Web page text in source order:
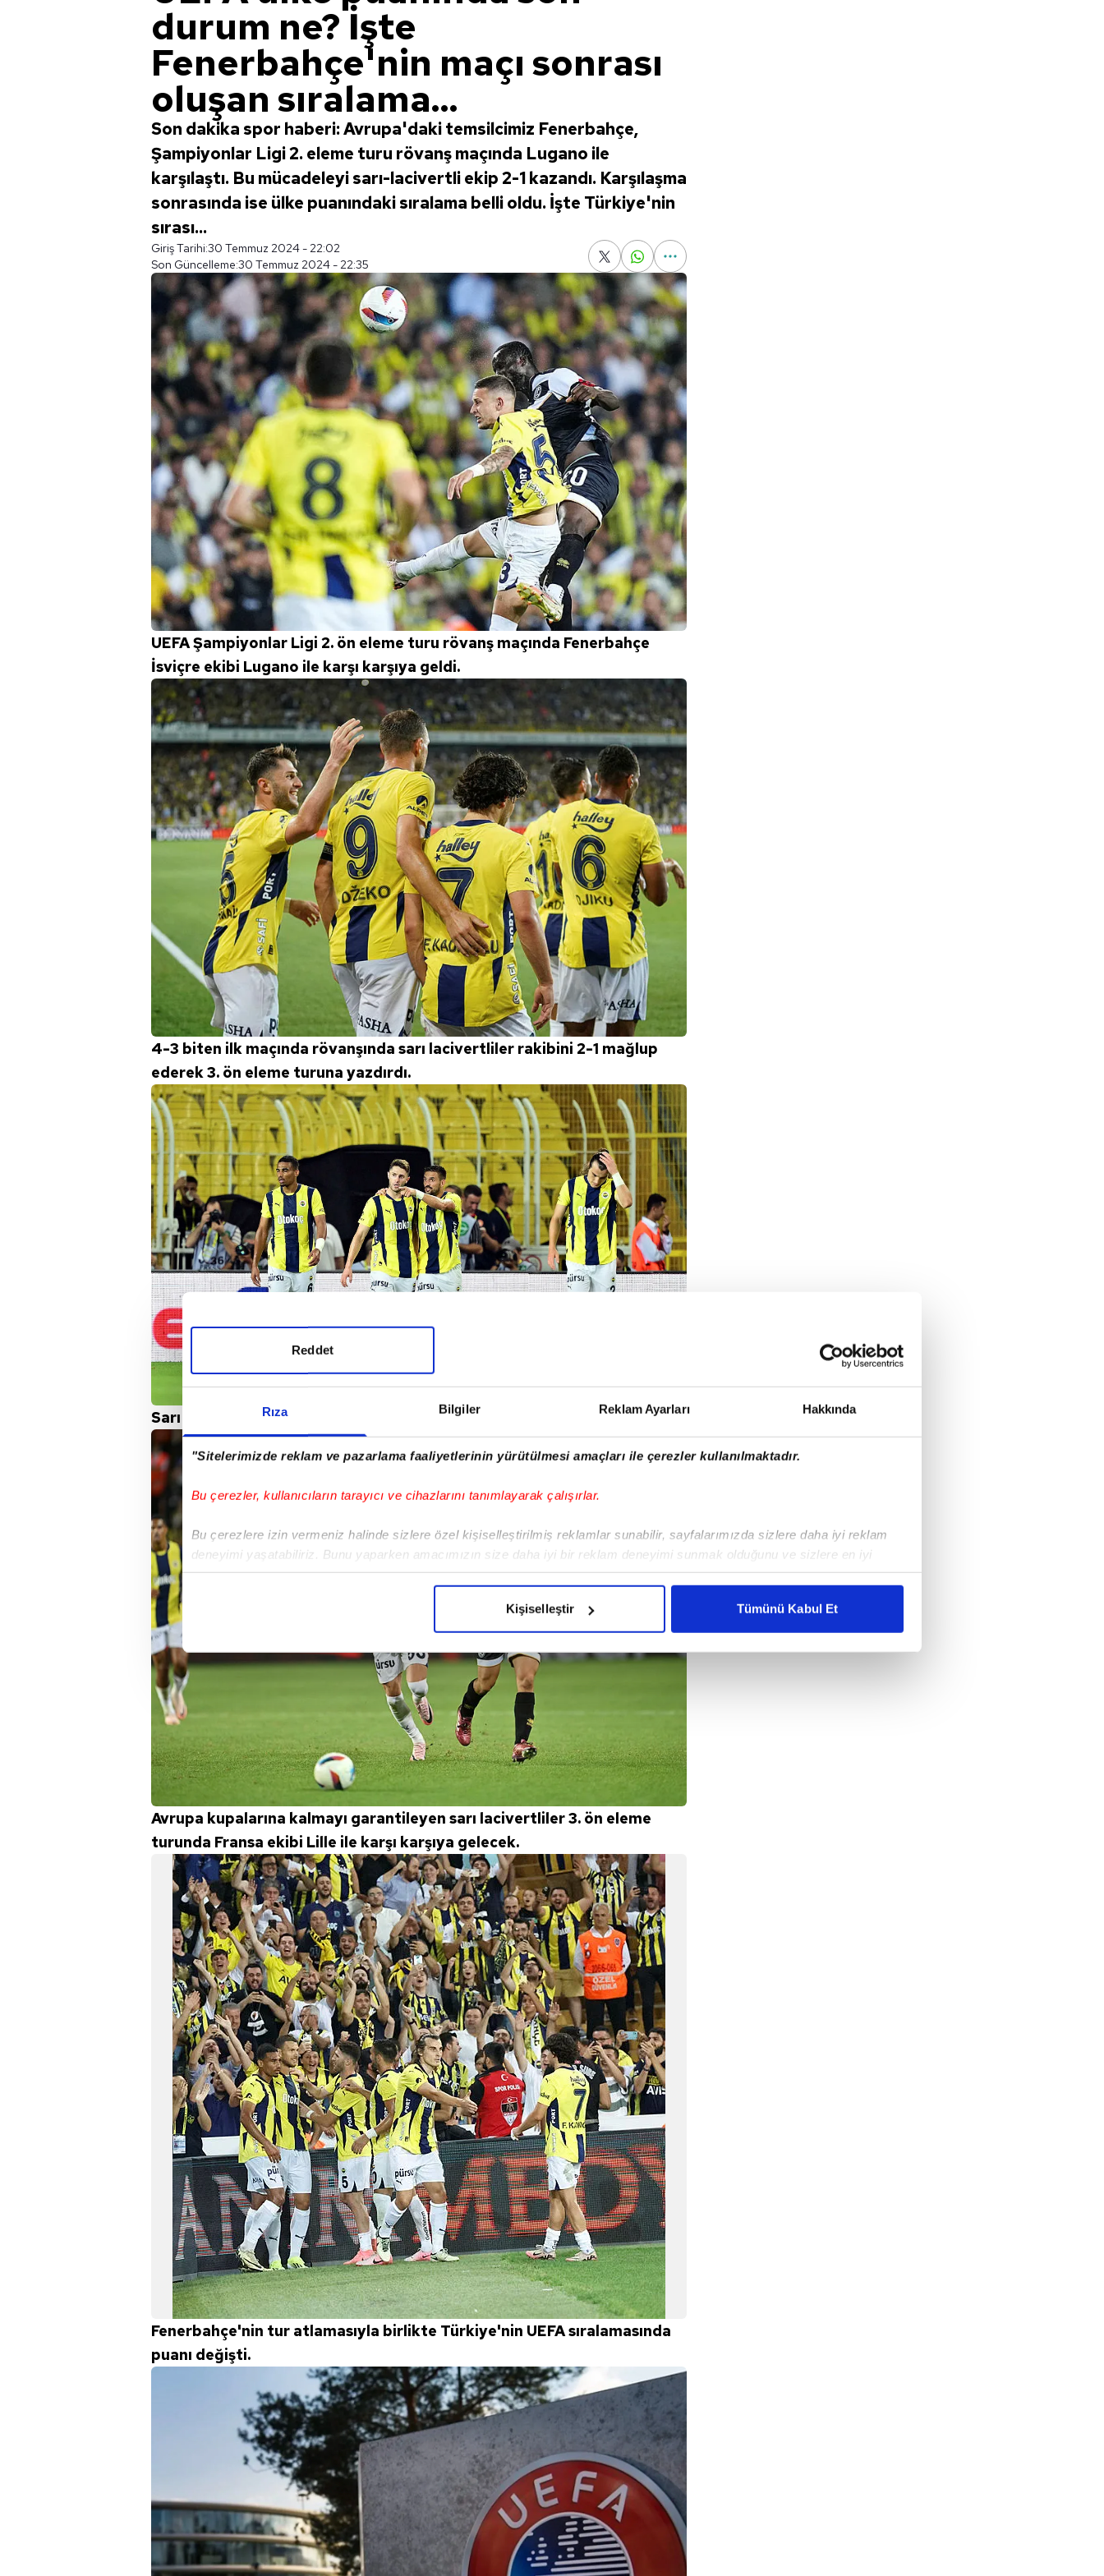
Rıza Bilgiler Reklam Ayarları Hakkında
"Sitelerimizde reklam ve pazarlama faaliyetlerinin yürütülmesi amaçları ile çerezler kullanılmaktadır.
Bu çerezler, kullanıcıların tarayıcı ve cihazlarını tanımlayarak çalışırlar.
Bu çerezlere izin vermeniz halinde sizlere özel kişiselleştirilmiş reklamlar sunabilir, sayfalarımızda sizlere daha iyi reklam
deneyimi yaşatabiliriz. Bunu yaparken amacımızın size daha iyi bir reklam deneyimi sunmak olduğunu ve sizlere en iyi
içerikleri sunabilmek adına elimizden gelen çabayı gösterdiğimizi ve bu noktada, reklamların maliyetlerimizi karşılamak
Her halükârda, kullanıcılar, bu çerezlere izin vermedikleri takdirde, kullanıcılara hedefli reklamlar gösterilmeyecektir."
Sizlere daha iyi bir hizmet sunabilmek için İnternet Sitemizde kendimize ve üçüncü kişilere ait çerezler kullanılmaktadır. Bu
çerezler vasıtasıyla çeşitli kişisel verileriniz işlenmekte olup gerekli olan çerezler bilgi toplumu hizmetlerinin sunulması
amacıyla kullanılmaktadır. Diğer çerezler, sitemizin daha işlevsel kılınması ve kişiselleştirilmesi ve sizlere yönelik
reklam/pazarlama faaliyetlerinin yapılması, amaçlarıyla sınırlı olarak açık rızanız dahilinde kullanılacaktır.
Çerezlere ilişkin tercihlerinizi aşağıda yer alan panel vasıtasıyla belirleyebilirsiniz. Çerezlere ilişkin detaylı bilgi için Ayarlar
butonuna tıklayabilir,Çerez Bilgilendirme Metnimizi
6698 sayılı Kişisel Verilerin Korunması Kanunu uyarınca hazırlanmış Aydınlatma Metnimizi okumak ve sitemizde ilgili
mevzuata uygun olarak kullanılan çerezlerle ilgili bilgi almak için lütfen
Reddet
Kişiselleştir Tümünü Kabul Et
durum ne? İşte
Fenerbahçe'nin maçı sonrası
oluşan sıralama...
Son dakika spor haberi: Avrupa'daki temsilcimiz Fenerbahçe,
Şampiyonlar Ligi 2. eleme turu rövanş maçında Lugano ile
karşılaştı. Bu mücadeleyi sarı-lacivertli ekip 2-1 kazandı. Karşılaşma
sonrasında ise ülke puanındaki sıralama belli oldu. İşte Türkiye'nin
sırası...
Giriş Tarihi:30 Temmuz 2024 - 22:02
Son Güncelleme:30 Temmuz 2024 - 22:35
UEFA Şampiyonlar Ligi 2. ön eleme turu rövanş maçında Fenerbahçe
İsviçre ekibi Lugano ile karşı karşıya geldi.
4-3 biten ilk maçında rövanşında sarı lacivertliler rakibini 2-1 mağlup
ederek 3. ön eleme turuna yazdırdı.
Sarı lacivertlilerin gollerini Edin Dzeko ve Sebastian Szymanski kaydetti.
Avrupa kupalarına kalmayı garantileyen sarı lacivertliler 3. ön eleme
turunda Fransa ekibi Lille ile karşı karşıya gelecek.
Fenerbahçe'nin tur atlamasıyla birlikte Türkiye'nin UEFA sıralamasında
puanı değişti.